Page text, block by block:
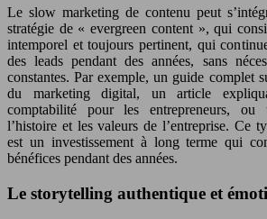
Le slow marketing de contenu peut
stratégie de « evergreen content », qui
intemporel et toujours pertinent, qui
des leads pendant des années, sans
constantes. Par exemple, un guide complet
du marketing digital, un article
comptabilité pour les entrepreneurs, ou
l’histoire et les valeurs de l’entreprise. Ce
est un investissement à long terme qui
bénéfices pendant des années.
Le storytelling authentique et